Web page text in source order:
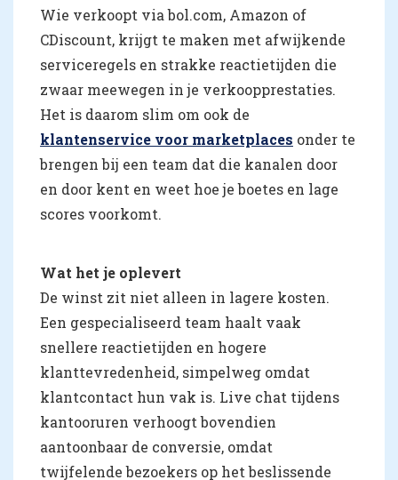
Wie verkoopt via bol.com, Amazon of
CDiscount, krijgt te maken met afwijkende
serviceregels en strakke reactietijden die
zwaar meewegen in je verkoopprestaties.
Het is daarom slim om ook de
klantenservice voor marketplaces onder te
brengen bij een team dat die kanalen door
en door kent en weet hoe je boetes en lage
scores voorkomt.
Wat het je oplevert
De winst zit niet alleen in lagere kosten.
Een gespecialiseerd team haalt vaak
snellere reactietijden en hogere
klanttevredenheid, simpelweg omdat
klantcontact hun vak is. Live chat tijdens
kantooruren verhoogt bovendien
aantoonbaar de conversie, omdat
twijfelende bezoekers op het beslissende